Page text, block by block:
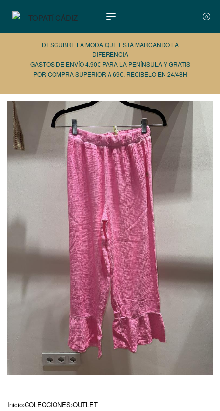
0
DESCUBRE LA MODA QUE ESTÁ MARCANDO LA
DIFERENCIA
GASTOS DE ENVÍO 4.90€ PARA LA PENÍNSULA Y GRATIS
POR COMPRA SUPERIOR A 69€. RECIBELO EN 24/48H
Inicio›COLECCIONES›OUTLET